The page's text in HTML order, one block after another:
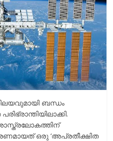
ബന്ധം
ഒരു ‘അപ്രതീക്ഷിത